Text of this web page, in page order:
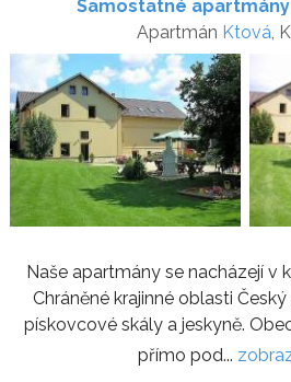
Samostatné
Apartmán Ktová,
Naše apartmány se nacházejí v
Chráněné krajinné oblasti
pískovcové skály a jeskyně.
přímo pod...